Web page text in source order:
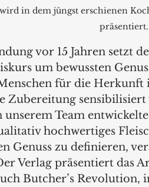
in dem jüngst erschienen
präsentiert.
vor 15 Jahren setzt
um bewussten
für die
Zubereitung sensibilisiert
unserem Team
hochwertiges
Genuss zu definieren,
Verlag präsentiert das
Butcher’s Revolution,